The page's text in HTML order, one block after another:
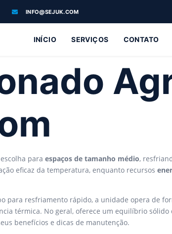
INFO@SEJUK.COM
INÍCIO SERVIÇOS CONTATO
para espaços de tamanho médio,
eficaz da temperatura, enquanto recursos
para resfriamento rápido, a unidade opera de
térmica. No geral, oferece um equilíbrio
benefícios e dicas de manutenção.